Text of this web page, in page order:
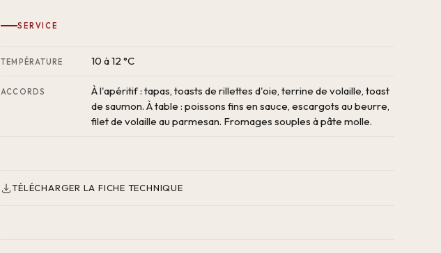
SERVICE
TEMPÉRATURE 10 à 12 °C
ACCORDS
À l'apéritif : tapas, toasts de rillettes d'oie, terrine de volaille, toast
de saumon. À table : poissons fins en sauce, escargots au beurre,
filet de volaille au parmesan. Fromages souples à pâte molle.
TÉLÉCHARGER LA FICHE TECHNIQUE